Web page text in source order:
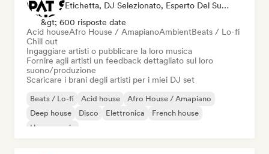
Etichetta, DJ Selezionato, Esperto Del Suono
&gt; 600 risposte date
Acid houseAfro House / AmapianoAmbientBeats / Lo-fi
Chill out
Ingaggiare artisti o pubblicare la loro musica
Fornire agli artisti un feedback dettagliato sul loro
suono/produzione
Scaricare i brani degli artisti per i miei DJ set
Beats / Lo-fi Acid house
Afro House / Amapiano
Deep house
Disco Elettronica
French house
House music